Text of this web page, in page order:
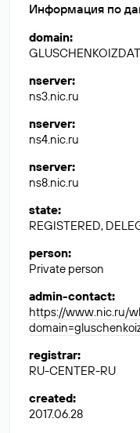
Информация по
domain:
nserver:
ns3.nic.ru
nserver:
ns4.nic.ru
nserver:
ns8.nic.ru
state:
REGISTERED,
person:
Private person
admin-contact:
https://www.nic.ru/
registrar:
RU-CENTER-RU
created:
2017.06.28